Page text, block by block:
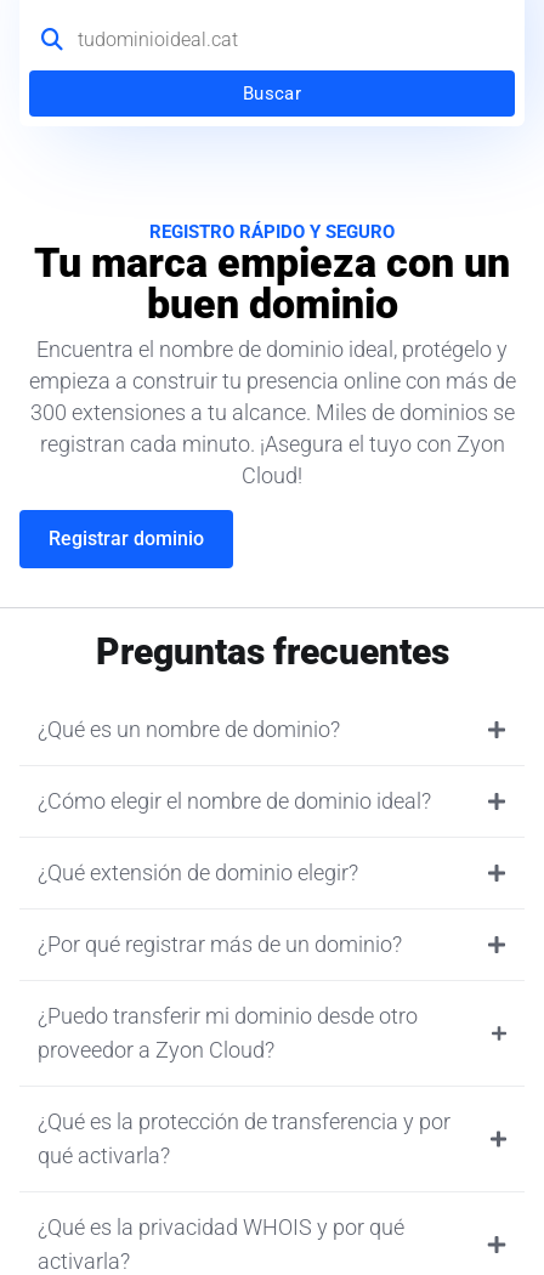
Buscar
REGISTRO RÁPIDO Y SEGURO
Tu marca empieza con un
buen dominio
Encuentra el nombre de dominio ideal, protégelo y
empieza a construir tu presencia online con más de
300 extensiones a tu alcance. Miles de dominios se
registran cada minuto. ¡Asegura el tuyo con Zyon
Cloud!
Registrar dominio
Preguntas frecuentes
¿Qué es un nombre de dominio?
¿Cómo elegir el nombre de dominio ideal?
¿Qué extensión de dominio elegir?
¿Por qué registrar más de un dominio?
¿Puedo transferir mi dominio desde otro
proveedor a Zyon Cloud?
¿Qué es la protección de transferencia y por
qué activarla?
¿Qué es la privacidad WHOIS y por qué
activarla?